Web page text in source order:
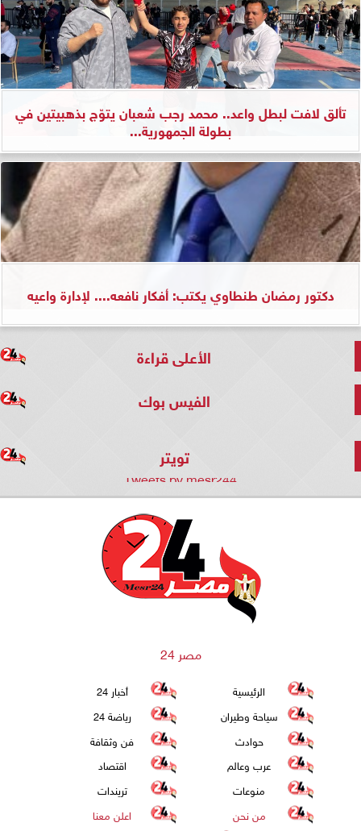
تألق لافت لبطل واعد.. محمد رجب شعبان يتوّج بذهبيتين في
بطولة الجمهورية...
دكتور رمضان طنطاوي يكتب: أفكار نافعه.... لإدارة واعيه
الأعلى قراءة
الفيس بوك
تويتر
Tweets by mesr244
مصر 24
الرئيسية
أخبار 24
سياحة وطيران
رياضة 24
حوادث
فن وثقافة
عرب وعالم
اقتصاد
منوعات
تريندات
من نحن
اعلن معنا